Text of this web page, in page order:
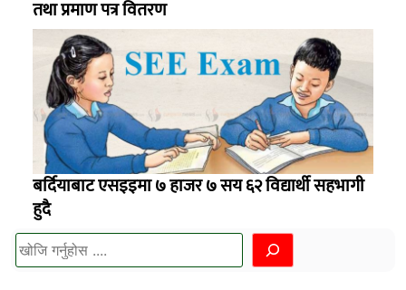
तथा प्रमाण पत्र वितरण
बर्दियाबाट एसइइमा ७ हाजर ७ सय ६२ विद्यार्थी सहभागी
हुदै
खोज्नुहोस